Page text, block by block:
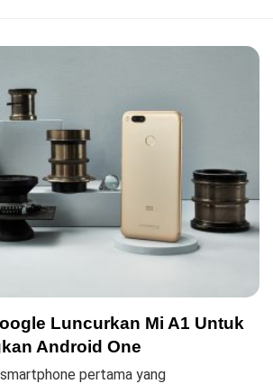
Luncurkan Mi A1 Untuk
Android One
pertama yang